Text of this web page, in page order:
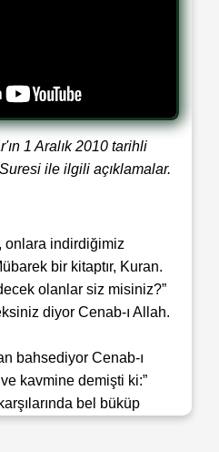
1 Aralık 2010 tarihli
ile ilgili açıklamalar.
onlara indirdiğimiz
bir kitaptır, Kuran.
olanlar siz misiniz?”
diyor Cenab-ı Allah.
bahsediyor Cenab-ı
kavmine demişti ki:”
bel büküp